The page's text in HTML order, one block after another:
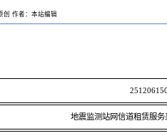
创 作者：本站编辑
地震监测站网信道租赁服